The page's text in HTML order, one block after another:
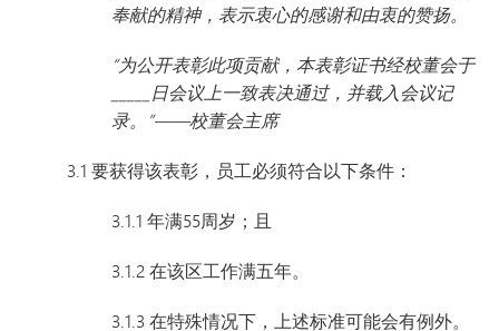
奉献的精神，表示衷心的感谢和由衷的赞扬。
“为公开表彰此项贡献，本表彰证书经校董会于
_____日会议上一致表决通过，并载入会议记
录。”——校董会主席
3.1 要获得该表彰，员工必须符合以下条件：
3.1.1 年满55周岁；且
3.1.2 在该区工作满五年。
3.1.3 在特殊情况下，上述标准可能会有例外。